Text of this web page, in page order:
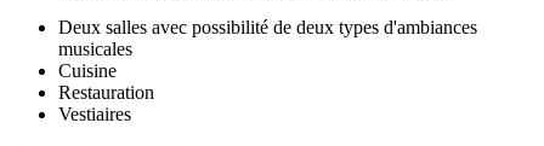
Deux salles avec possibilité de deux types d'ambiances
musicales
Cuisine
Restauration
Vestiaires